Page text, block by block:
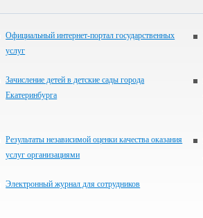
Официальный интернет-портал государственных
услуг
Зачисление детей в детские сады города
Екатеринбурга
Результаты независимой оценки качества оказания
услуг организациями
Электронный журнал для сотрудников